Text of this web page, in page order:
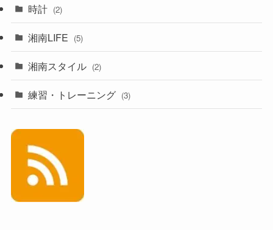
時計 (2)
湘南LIFE (5)
湘南スタイル (2)
練習・トレーニング (3)